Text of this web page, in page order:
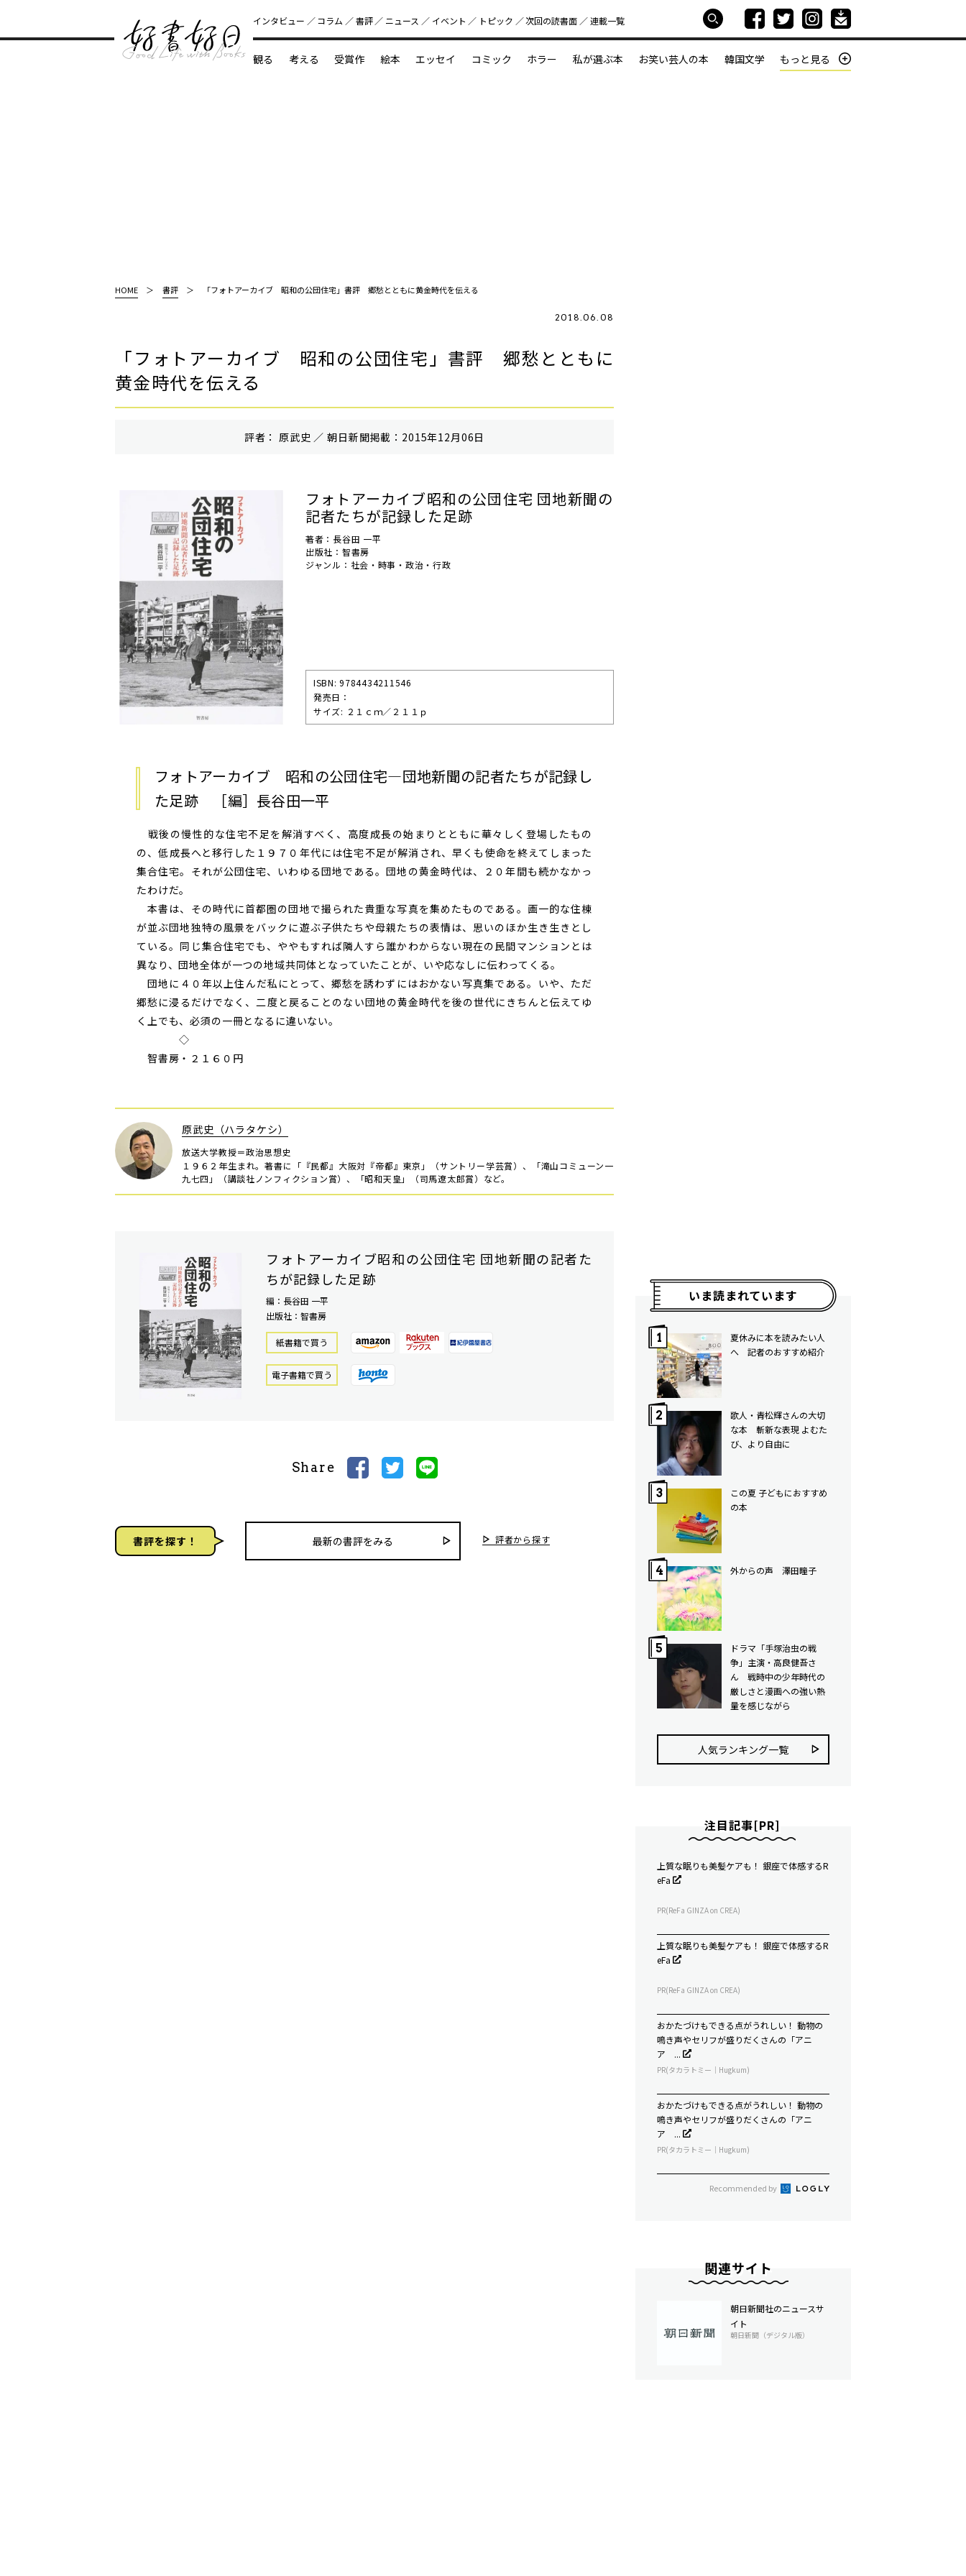
好書好日
インタビュー コラム 書評 ニュース イベント トピック 次回の読書⾯ 連載一覧
観る 考える 受賞作 絵本 エッセイ コミック ホラー 私が選ぶ本 お笑い芸人の本 韓国文学 もっと見る
HOME 書評 「フォトアーカイブ 昭和の公団住宅」書評 郷愁とともに黄金時代を伝える
2018.06.08
「フォトアーカイブ 昭和の公団住宅」書評 郷愁とともに
黄金時代を伝える
評者： 原武史 ／ 朝⽇新聞掲載：2015年12月06日
フォトアーカイブ昭和の公団住宅 団地新聞の
記者たちが記録した足跡
著者：長谷田 一平
出版社：智書房
ジャンル：社会・時事・政治・行政
ISBN: 9784434211546
発売⽇：
サイズ: ２１ｃｍ／２１１ｐ
フォトアーカイブ 昭和の公団住宅―団地新聞の記者たちが記録し
た足跡 ［編］長谷田一平
戦後の慢性的な住宅不足を解消すべく、高度成長の始まりとともに華々しく登場したもの
の、低成長へと移行した１９７０年代には住宅不足が解消され、早くも使命を終えてしまった
集合住宅。それが公団住宅、いわゆる団地である。団地の黄金時代は、２０年間も続かなかっ
たわけだ。
本書は、その時代に首都圏の団地で撮られた貴重な写真を集めたものである。画一的な住棟
が並ぶ団地独特の風景をバックに遊ぶ子供たちや母親たちの表情は、思いのほか生き生きとし
ている。同じ集合住宅でも、ややもすれば隣人すら誰かわからない現在の民間マンションとは
異なり、団地全体が一つの地域共同体となっていたことが、いや応なしに伝わってくる。
団地に４０年以上住んだ私にとって、郷愁を誘わずにはおかない写真集である。いや、ただ
郷愁に浸るだけでなく、二度と戻ることのない団地の黄金時代を後の世代にきちんと伝えてゆ
く上でも、必須の一冊となるに違いない。
◇
智書房・２１６０円
原武史（ハラタケシ）
放送大学教授＝政治思想史
１９６２年生まれ。著書に「『民都』大阪対『帝都』東京」（サントリー学芸賞）、「滝山コミューン一
九七四」（講談社ノンフィクション賞）、「昭和天皇」（司馬遼太郎賞）など。
フォトアーカイブ昭和の公団住宅 団地新聞の記者た
ちが記録した足跡
編：長谷田 一平
出版社：智書房
紙書籍で買う
電⼦書籍で買う
Share
書評を探す！ 最新の書評をみる 評者から探す
いま読まれています
夏休みに本を読みたい人
へ 記者のおすすめ紹介
歌人・青松輝さんの大切
な本 斬新な表現 よむた
び、より自由に
この夏 子どもにおすすめ
の本
外からの声 澤田瞳子
ドラマ「手塚治虫の戦
争」主演・高良健吾さ
ん 戦時中の少年時代の
厳しさと漫画への強い熱
量を感じながら
人気ランキング⼀覧
注目記事[PR]
上質な眠りも美髪ケアも！ 銀座で体感するR
eFa
PR(ReFa GINZA on CREA)
上質な眠りも美髪ケアも！ 銀座で体感するR
eFa
PR(ReFa GINZA on CREA)
おかたづけもできる点がうれしい！ 動物の
鳴き声やセリフが盛りだくさんの「アニ
ア ...
PR(タカラトミー｜Hugkum)
おかたづけもできる点がうれしい！ 動物の
鳴き声やセリフが盛りだくさんの「アニ
ア ...
PR(タカラトミー｜Hugkum)
Recommended by
関連サイト
朝日新聞社のニュースサ
イト
朝日新聞（デジタル版）